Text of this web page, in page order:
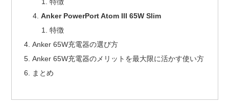
特徴
Anker PowerPort Atom III 65W Slim
特徴
Anker 65W充電器の選び方
Anker 65W充電器のメリットを最大限に活かす使い方
まとめ